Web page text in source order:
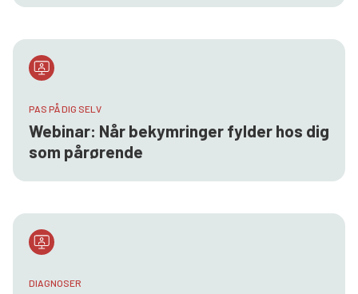
PAS PÅ DIG SELV
Webinar: Når bekymringer fylder hos dig
som pårørende
DIAGNOSER